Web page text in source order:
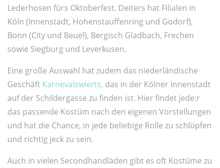
Lederhosen fürs Oktoberfest. Deiters hat Filialen in
Köln (Innenstadt, Hohenstauffenring und Godorf),
Bonn (City und Beuel), Bergisch Gladbach, Frechen
sowie Siegburg und Leverkusen.
Eine große Auswahl hat zudem das niederländische
Geschäft Karnevalswierts, das in der Kölner Innenstadt
auf der Schildergasse zu finden ist. Hier findet jede:r
das passende Kostüm nach den eigenen Vorstellungen
und hat die Chance, in jede beliebige Rolle zu schlüpfen
und richtig jeck zu sein.
Auch in vielen Secondhandläden gibt es oft Kostüme zu